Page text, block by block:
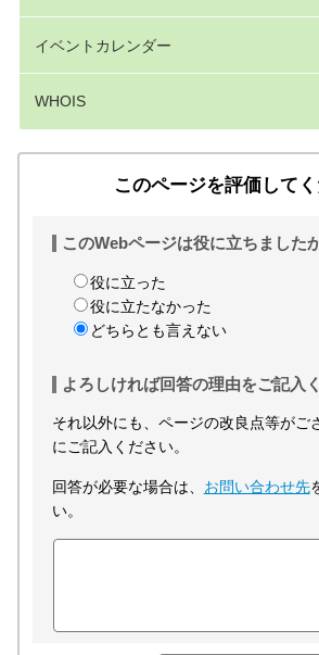
イベントカレンダー
WHOIS
このページを評価して
このWebページは役に立ちました
役に立った
役に立たなかった
どちらとも言えない
よろしければ回答の理由をご記入
それ以外にも、ページの改良点等がご
にご記入ください。
回答が必要な場合は、 お問い合わせ先
い。